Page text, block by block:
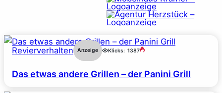
Revierverhalten Anzeige Klicks: 1387
Das etwas andere Grillen – der Panini Grill